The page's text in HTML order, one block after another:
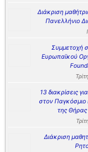
Διάκριση
Πανελλήνιο
Συμμετοχή
Ευρωπαϊκού
13 διακρίσεις
στον
της Θήρας
Διάκριση